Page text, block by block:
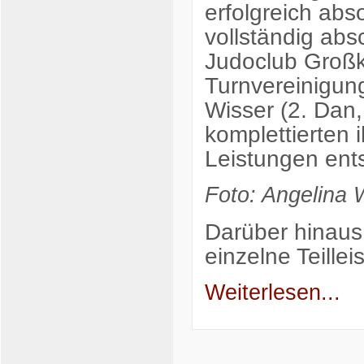
erfolgreich
vollständig
Judoclub
Wisser (2.
komplettierten
Leistungen
Foto: Angelina
Darüber
einzelne
Weiterlesen...